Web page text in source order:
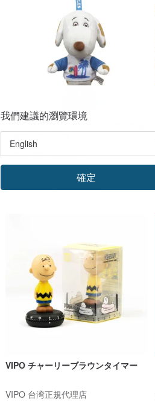
マーブルス チャーム バッグチャーム
- サマーシリーズ
fatday with SNOOPY
US$ 20.49
Pinkoi限定
VIPO チャーリーブラウンタイマー
VIPO 台湾正規代理店
我們建議的瀏覽環境
確定